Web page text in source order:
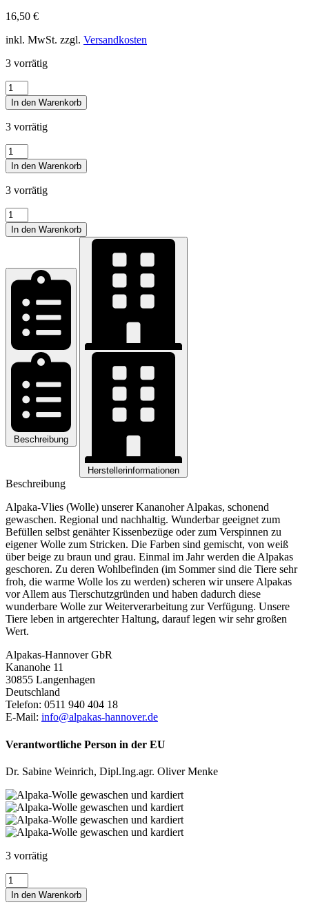
16,50 €
inkl. MwSt. zzgl. Versandkosten
3 vorrätig
Alpaka-
Vlies,
gewaschen,
300
Menge
In den Warenkorb
3 vorrätig
Alpaka-
Vlies,
gewaschen,
300
Menge
In den Warenkorb
3 vorrätig
Alpaka-
Vlies,
gewaschen,
Menge
In den Warenkorb
Beschreibung
Herstellerinformationen
Beschreibung
Alpaka-Vlies (Wolle) unserer Kananoher Alpakas, schonend
gewaschen. Regional und nachhaltig. Wunderbar geeignet zum
Befüllen selbst genähter Kissenbezüge oder zum Verspinnen zu
eigener Wolle zum Stricken. Die Farben sind gemischt, von weiß
über beige zu braun und grau. Einmal im Jahr werden die Alpakas
geschoren. Zu deren Wohlbefinden (im Sommer sind die Tiere sehr
froh, die warme Wolle los zu werden) scheren wir unsere Alpakas
vor Allem aus Tierschutzgründen und haben dadurch diese
wunderbare Wolle zur Weiterverarbeitung zur Verfügung. Unsere
Tiere leben in artgerechter Haltung, darauf legen wir sehr großen
Wert.
Alpakas-Hannover GbR
Kananohe 11
30855 Langenhagen
Deutschland
Telefon: 0511 940 404 18
E-Mail: info@alpakas-hannover.de
Verantwortliche Person in der EU
Dr. Sabine Weinrich, Dipl.Ing.agr. Oliver Menke
3 vorrätig
Alpaka-
Vlies,
gewaschen,
In den Warenkorb